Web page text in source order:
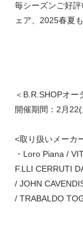
毎シーズンご好
ェア、2025春夏
＜B.R.SHOPオー
開催期間：2月
<取り扱いメーカ
・Loro Piana /
F.LLI CERRUTI
/ JOHN
/ TRABALDO